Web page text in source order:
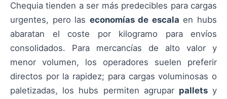
Chequia tienden a ser más predecibles para cargas
urgentes, pero las economías de escala en hubs
abaratan el coste por kilogramo para envíos
consolidados. Para mercancías de alto valor y
menor volumen, los operadores suelen preferir
directos por la rapidez; para cargas voluminosas o
paletizadas, los hubs permiten agrupar palletsy